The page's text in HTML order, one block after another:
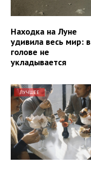
Находка на Луне
удивила весь мир: в
голове не
укладывается
ЛУЧШЕЕ